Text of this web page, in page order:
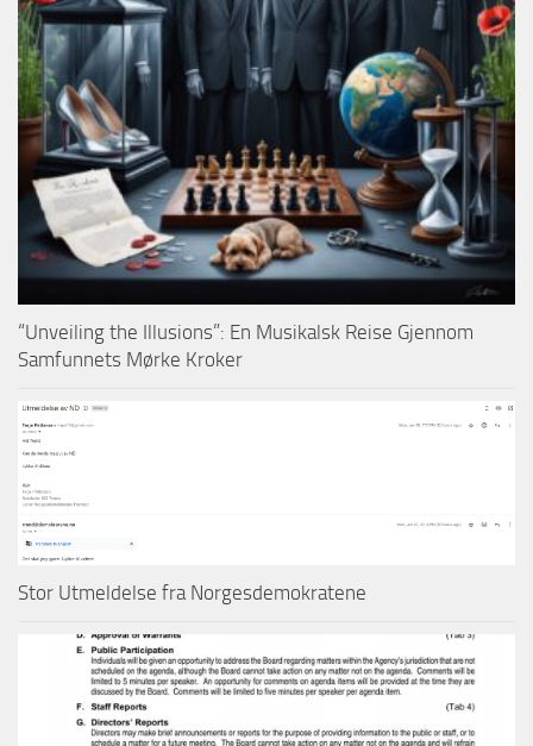
“Unveiling the Illusions”: En Musikalsk Reise Gjennom
Samfunnets Mørke Kroker
Stor Utmeldelse fra Norgesdemokratene